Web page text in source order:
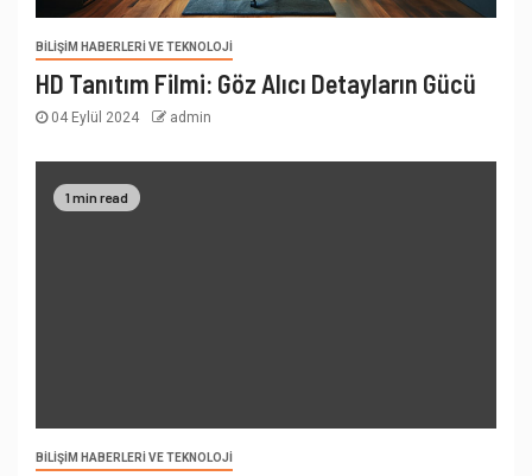
BILIŞIM HABERLERI VE TEKNOLOJI
HD Tanıtım Filmi: Göz Alıcı Detayların Gücü
04 Eylül 2024 admin
1 min read
BILIŞIM HABERLERI VE TEKNOLOJI